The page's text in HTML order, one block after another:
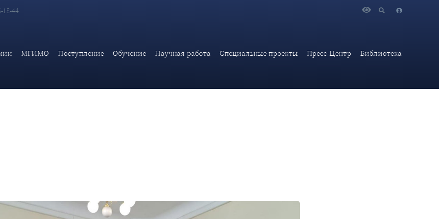
18-44
МГИМО Поступление Обучение Научная работа Специальные проекты Пресс-Центр Библиотека
Отечественной во